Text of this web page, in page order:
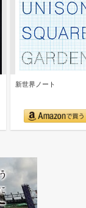
新世界ノート